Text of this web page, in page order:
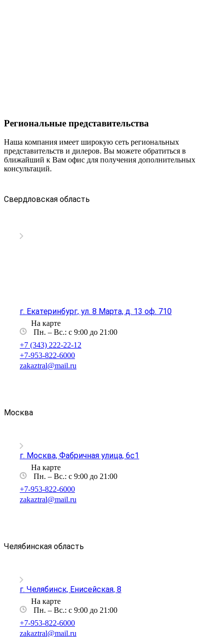
Региональные представительства
Наша компания имеет широкую сеть региональных
представительств и дилеров. Вы можете обратиться в
ближайший к Вам офис для получения дополнительных
консультаций.
Свердловская область
г. Екатеринбург, ул. 8 Марта, д. 13 оф. 710
На карте
Пн. – Вс.: с 9:00 до 21:00
+7 (343) 222-22-12
+7-953-822-6000
zakaztral@mail.ru
Москва
г. Москва, Фабричная улица, 6с1
На карте
Пн. – Вс.: с 9:00 до 21:00
+7-953-822-6000
zakaztral@mail.ru
Челябинская область
г. Челябинск, Енисейская, 8
На карте
Пн. – Вс.: с 9:00 до 21:00
+7-953-822-6000
zakaztral@mail.ru